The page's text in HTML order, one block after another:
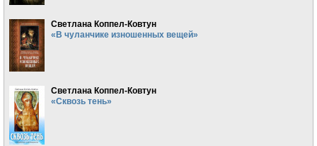
Светлана Коппел-Ковтун
«В чуланчике изношенных вещей»
Светлана Коппел-Ковтун
«Сквозь тень»